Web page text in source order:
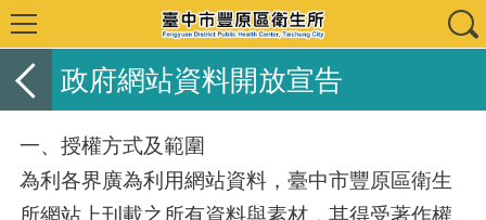
政府網站資料開放宣告
一、授權方式及範圍
為利各界廣為利用網站資料，臺中市豐原區衛生
所網站上刊載之所有資料與素材，其得受著作權